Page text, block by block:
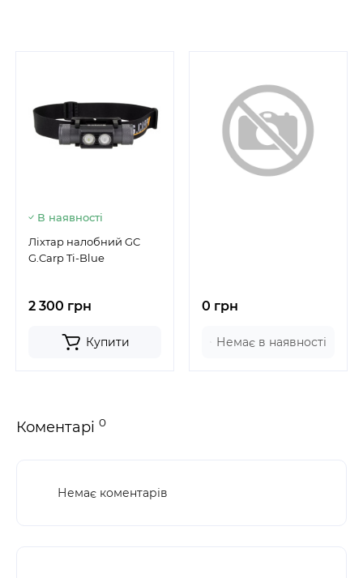
В наявності
Ліхтар налобний GC
G.Carp Ti-Blue
2 300 грн
Купити
0 грн
Немає в наявності
Коментарі 0
Немає коментарів